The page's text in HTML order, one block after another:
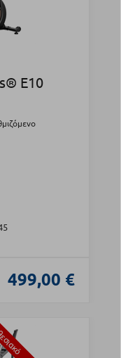
Ε10
499,00 €